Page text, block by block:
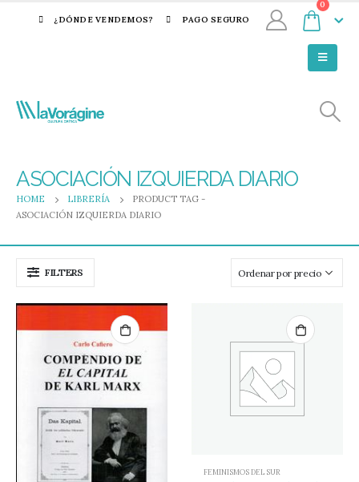
¿DÓNDE VENDEMOS? PAGO SEGURO
0
ASOCIACIÓN IZQUIERDA DIARIO
HOME LIBRERÍA
PRODUCT TAG -
ASOCIACIÓN IZQUIERDA DIARIO
FILTERS
FEMINISMOS DEL SUR